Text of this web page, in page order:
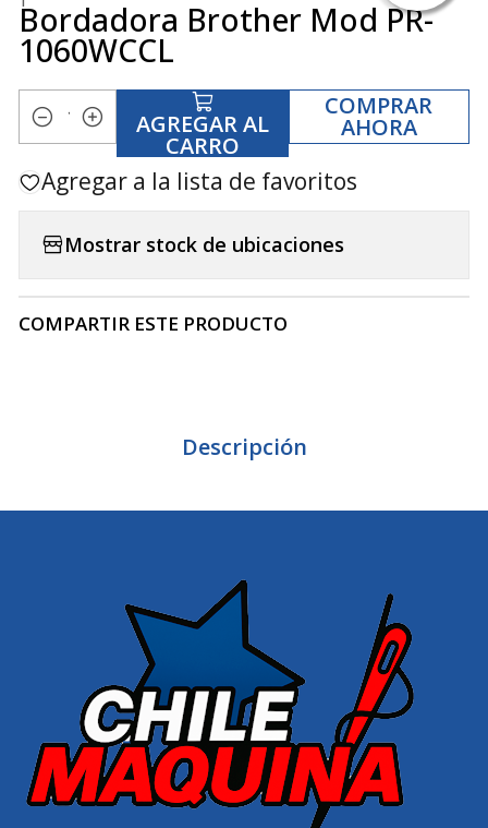
Bordadora Brother Mod PR-
1060WCCL
Cantidad AGREGAR AL
CARRO
COMPRAR
AHORA
Agregar a la lista de favoritos
Mostrar stock de ubicaciones
COMPARTIR ESTE PRODUCTO
Descripción